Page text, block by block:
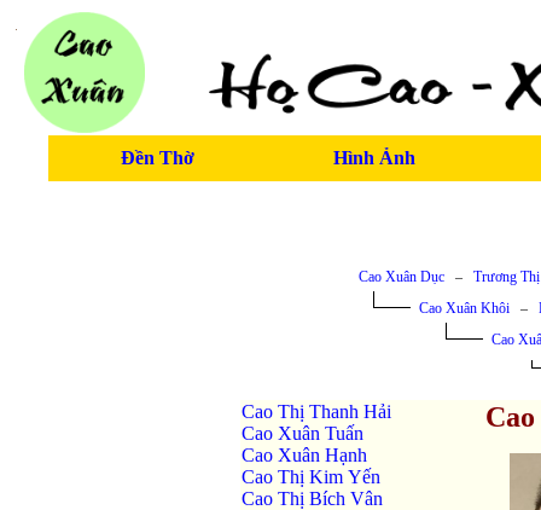
Đền Thờ Hình Ảnh
Cao Xuân Dục– Trương
Cao Xuân Khôi–
Cao
Cao Thị Thanh Hải
Cao Xuân Tuấn
Cao Xuân Hạnh
Cao Thị Kim Yến
Cao Thị Bích Vân